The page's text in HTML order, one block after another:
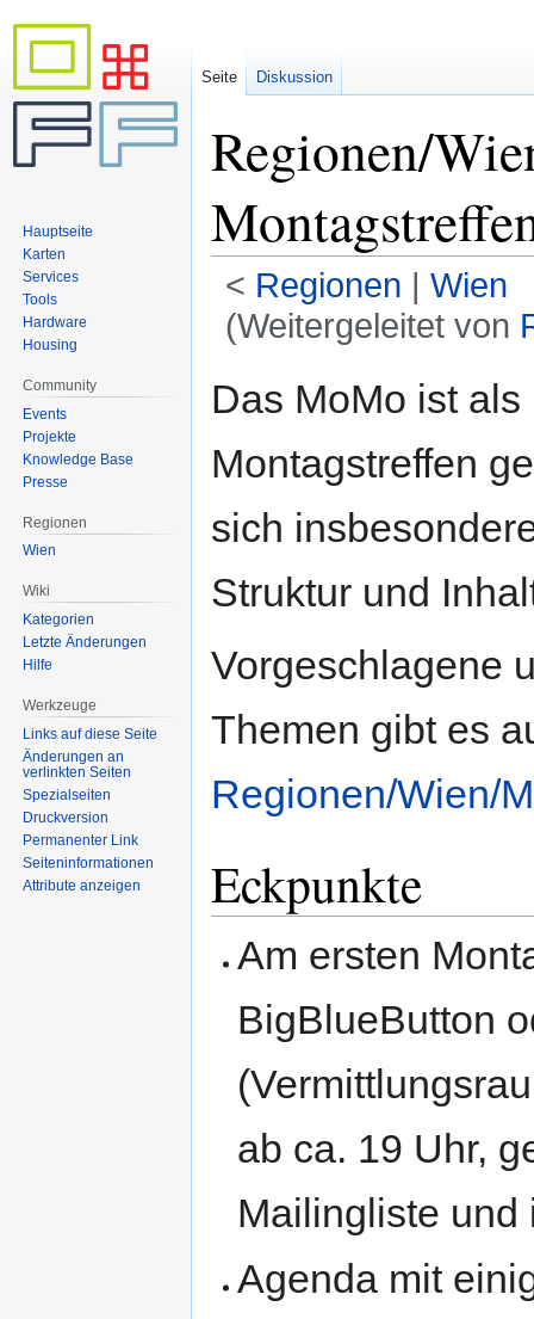
Regionen/
< Regionen ‎ | Wien
(Weitergeleitet von
Navigation
Suche
Das MoMo ist
Montagstreffen
sich
Struktur und
Vorgeschlagene
Themen gibt es
Regionen/Wien/
Eckpunkte
Am ersten
BigBlueButton
ab ca. 19 Uhr,
Mailingliste und
Agenda mit
Seite Diskussion
Hauptseite
Karten
Services
Tools
Hardware
Housing
Community
Events
Projekte
Knowledge Base
Presse
Regionen
Wien
Wiki
Kategorien
Letzte Änderungen
Hilfe
Werkzeuge
Links auf diese Seite
Änderungen an
verlinkten Seiten
Spezialseiten
Druckversion
Permanenter Link
Seiten­informationen
Attribute anzeigen